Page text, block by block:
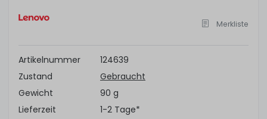
of
Merkliste
Artikelnummer
124639
Zustand
Gebraucht
Gewicht
90 g
Lieferzeit
1-2 Tage*